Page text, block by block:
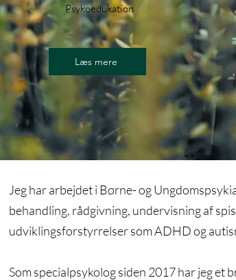
Psykoedukation
Læs mere
Jeg har arbejdet i Børne- og
behandling, rådgivning, undervisning af
udviklingsforstyrrelser som ADHD og
Som specialpsykolog siden 2017 har jeg